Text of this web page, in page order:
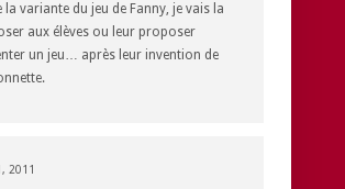
la variante du jeu de Fanny, je vais la
aux élèves ou leur proposer
un jeu… après leur invention de
2011